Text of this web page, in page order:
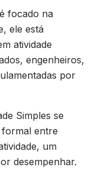
focado na
ele está
atividade
engenheiros,
por
Simples se
entre
um
desempenhar.